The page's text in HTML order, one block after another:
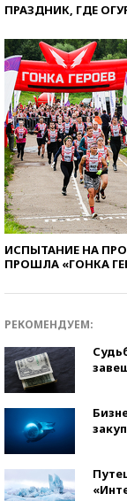
ПРАЗДНИК, ГДЕ
ИСПЫТАНИЕ НА
ПРОШЛА «ГОНКА
РЕКОМЕНДУЕМ: